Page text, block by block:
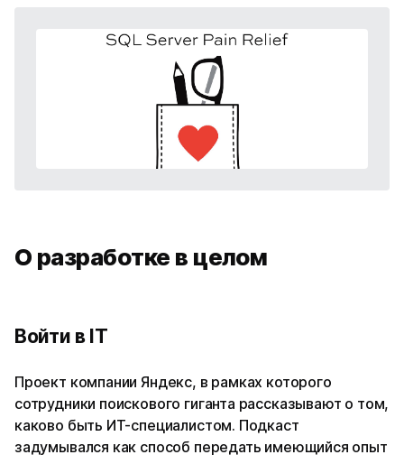
О разработке в целом
Войти в IT
Проект компании Яндекс, в рамках которого
сотрудники поискового гиганта рассказывают о том,
каково быть ИТ-специалистом. Подкаст
задумывался как способ передать имеющийся опыт